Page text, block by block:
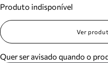
Meus pedidos
Acompanhe seus
Produto indisponível
Ver
Quer ser avisado quando o